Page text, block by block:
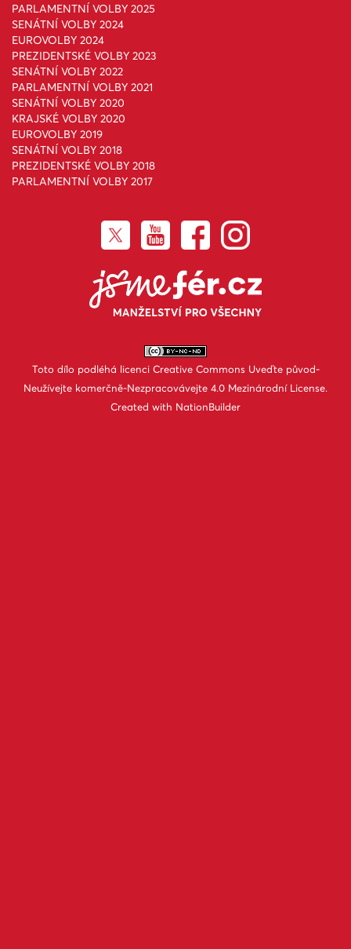
PARLAMENTNÍ VOLBY 2025
SENÁTNÍ VOLBY 2024
EUROVOLBY 2024
PREZIDENTSKÉ VOLBY 2023
SENÁTNÍ VOLBY 2022
PARLAMENTNÍ VOLBY 2021
SENÁTNÍ VOLBY 2020
KRAJSKÉ VOLBY 2020
EUROVOLBY 2019
SENÁTNÍ VOLBY 2018
PREZIDENTSKÉ VOLBY 2018
PARLAMENTNÍ VOLBY 2017
Toto dílo podléhá licenci Creative Commons Uveďte původ-
Neužívejte komerčně-Nezpracovávejte 4.0 Mezinárodní License.
Created with NationBuilder